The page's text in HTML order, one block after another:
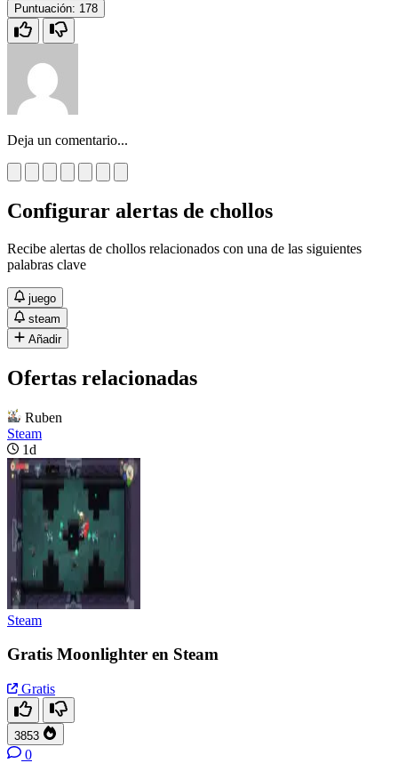
Puntuación: 178
Deja un comentario...
Configurar alertas de chollos
Recibe alertas de chollos relacionados con una de las siguientes
palabras clave
juego
steam
Añadir
Ofertas relacionadas
Ruben
Steam
1d
Steam
Gratis Moonlighter en Steam
Gratis
3853
0